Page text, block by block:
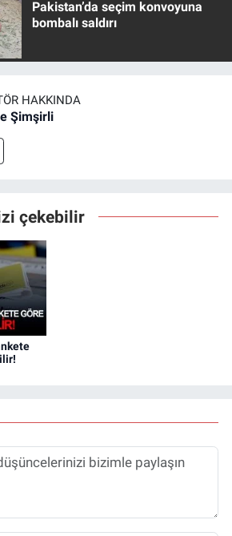
Pakistan’da seçim konvoyuna
bombalı saldırı
HAKKINDA
Şimşirli
çekebilir